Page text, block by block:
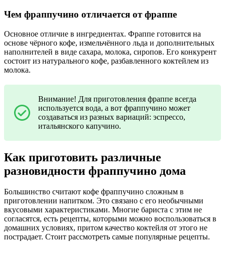
Чем фраппучино отличается от фраппе
Основное отличие в ингредиентах. Фраппе готовится на
основе чёрного кофе, измельчённого льда и дополнительных
наполнителей в виде сахара, молока, сиропов. Его конкурент
состоит из натурального кофе, разбавленного коктейлем из
молока.
Внимание! Для приготовления фраппе всегда
используется вода, а вот фраппучино может
создаваться из разных вариаций: эспрессо,
итальянского капучино.
Как приготовить различные
разновидности фраппучино дома
Большинство считают кофе фраппучино сложным в
приготовлении напитком. Это связано с его необычными
вкусовыми характеристиками. Многие бариста с этим не
согласятся, есть рецепты, которыми можно воспользоваться в
домашних условиях, притом качество коктейля от этого не
пострадает. Стоит рассмотреть самые популярные рецепты.